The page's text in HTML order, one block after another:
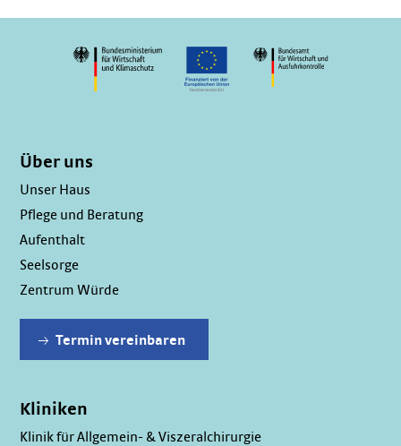
Über uns
Unser Haus
Pflege und Beratung
Aufenthalt
Seelsorge
Zentrum Würde
Termin vereinbaren
Kliniken
Klinik für Allgemein- & Viszeralchirurgie